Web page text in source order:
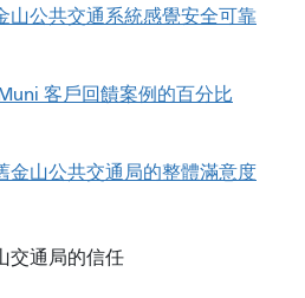
山公共交通系統感覺安全可靠
客戶回饋案例的百分比
金山公共交通局的整體滿意度
交通局的信任